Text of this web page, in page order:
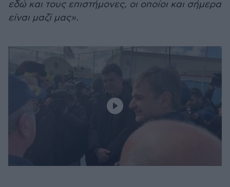
εδώ και τους επιστήμονες, οι οποίοι και σήμερα
είναι μαζί μας».